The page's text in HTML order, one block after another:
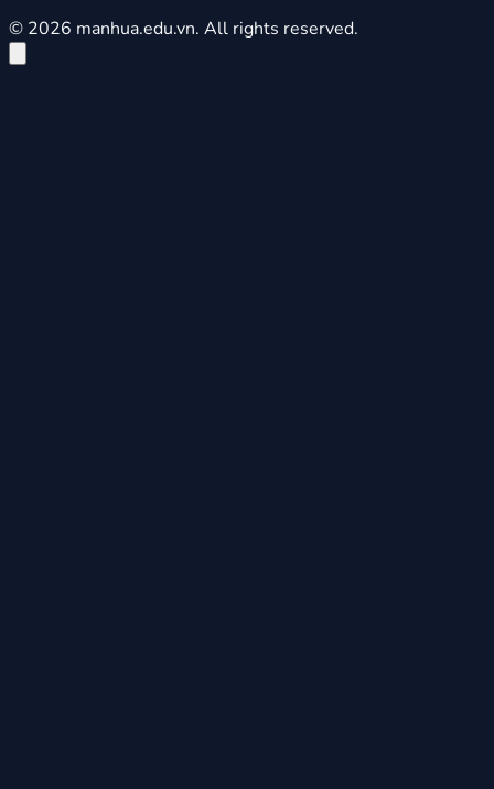
© 2026 manhua.edu.vn. All rights reserved.